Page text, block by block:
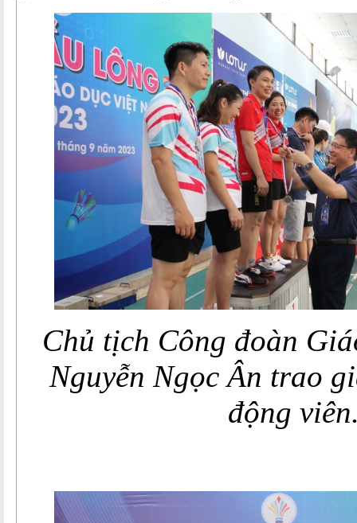
Chủ tịch Công đoàn
Nguyễn Ngọc Ân trao
động